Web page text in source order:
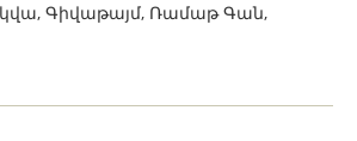
Գիվաթայմ, Ռամաթ Գան,